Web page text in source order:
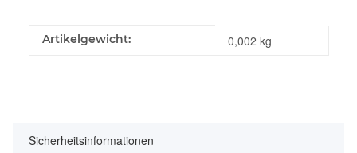
Produkteigenschaft
Wert
Artikelgewicht: 0,002 kg
Sicherheitsinformationen